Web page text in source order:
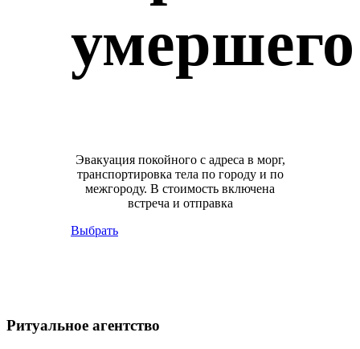
умершего
Эвакуация покойного с адреса в морг,
транспортировка тела по городу и по
межгороду. В стоимость включена
встреча и отправка
Выбрать
Ритуальное агентство